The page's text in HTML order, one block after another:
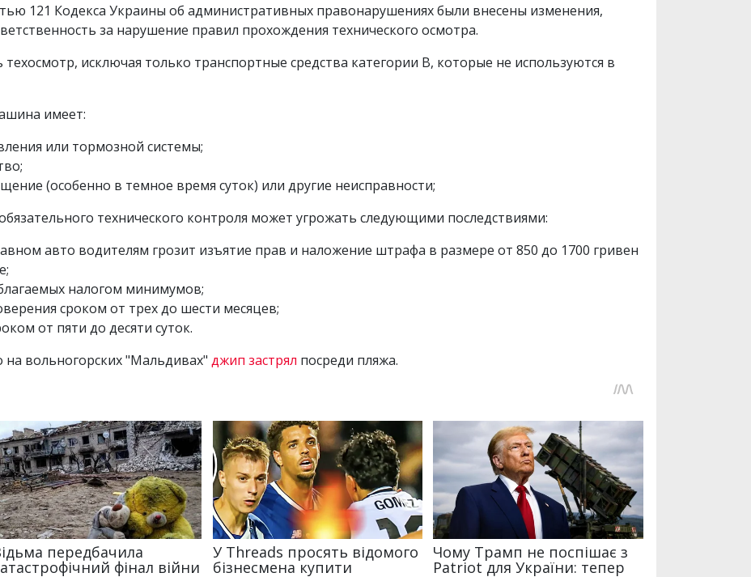
121 Кодекса Украины об административных правонарушениях были внесены изменения,
за нарушение правил прохождения технического осмотра.
исключая только транспортные средства категории В, которые не используются в
имеет:
или тормозной системы;
(особенно в темное время суток) или другие неисправности;
технического контроля может угрожать следующими последствиями:
авто водителям грозит изъятие прав и наложение штрафа в размере от 850 до 1700 гривен
налогом минимумов;
сроком от трех до шести месяцев;
от пяти до десяти суток.
вольногорских "Мальдивах" джип застрял посреди пляжа.